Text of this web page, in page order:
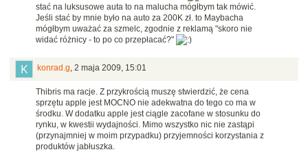
stać na luksusowe auta to na malucha mógłbym tak mówić.
Jeśli stać by mnie było na auto za 200K zł. to Maybacha
mógłbym uważać za szmelc, zgodnie z reklamą "skoro nie
widać różnicy - to po co przepłacać?"
konrad.g 2 maja 2009, 15:01
Thibris ma racje. Z przykrością muszę stwierdzić, że cena
sprzętu apple jest MOCNO nie adekwatna do tego co ma w
środku. W dodatku apple jest ciągle zacofane w stosunku do
rynku, w kwestii wydajności. Mimo wszystko nic nie zastąpi
(przynajmniej w moim przypadku) przyjemności korzystania z
produktów jabłuszka.